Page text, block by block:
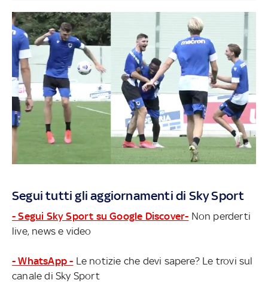
Segui tutti gli aggiornamenti di Sky Sport
- Segui Sky Sport su Google Discover- Non perderti
live, news e video
- WhatsApp - Le notizie che devi sapere? Le trovi sul
canale di Sky Sport